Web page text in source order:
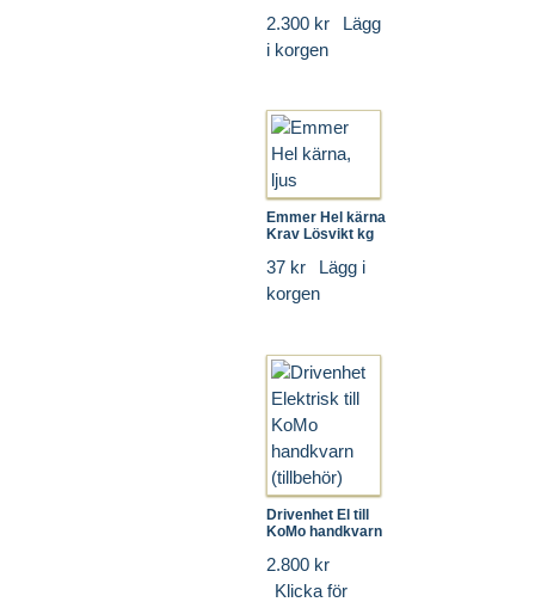
2.300 kr
Lägg
i korgen
Emmer Hel kärna
Krav Lösvikt kg
37 kr
Lägg i
korgen
Drivenhet El till
KoMo handkvarn
2.800 kr
Klicka för